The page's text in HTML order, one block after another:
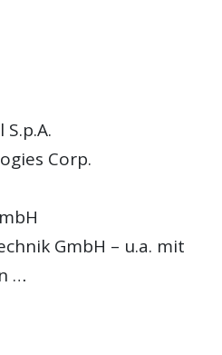
S.p.A.
Corp.
GmbH – u.a. mit
…